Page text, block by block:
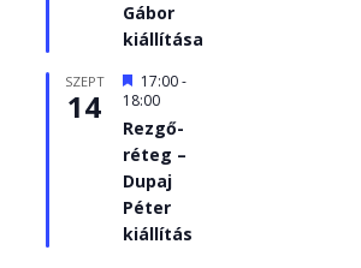
Gábor
kiállítása
SZEPT
14
Kiemelt
17:00-
18:00
Rezgő-
réteg –
Dupaj
Péter
kiállítás